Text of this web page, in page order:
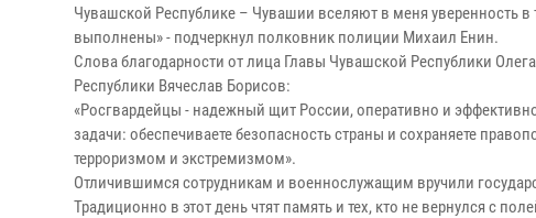
Чувашской Республике – Чувашии вселяют в меня уверенность
выполнены» - подчеркнул полковник полиции Михаил Енин.
Слова благодарности от лица Главы Чувашской Республики
Республики Вячеслав Борисов:
«Росгвардейцы - надежный щит России, оперативно и
задачи: обеспечиваете безопасность страны и сохраняете
терроризмом и экстремизмом».
Отличившимся сотрудникам и военнослужащим вручили
Традиционно в этот день чтят память и тех, кто не вернулся с